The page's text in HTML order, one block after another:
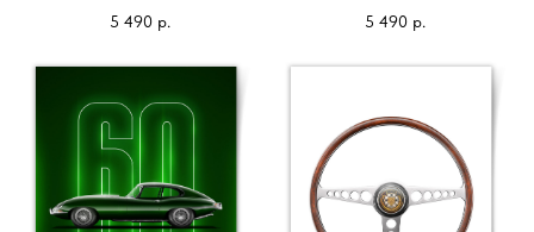
5 490 р. 5 490 р.